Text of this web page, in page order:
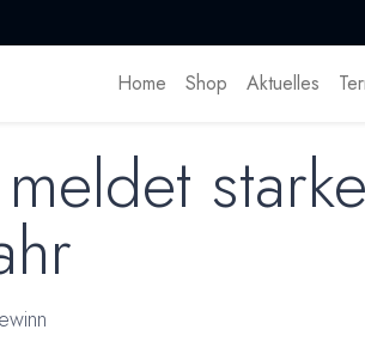
Home Shop Aktuelles